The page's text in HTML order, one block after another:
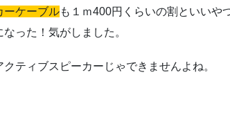
ーケーブルも１ｍ400円くらいの割といいや
った！気がしました。
ティブスピーカーじゃできませんよね。